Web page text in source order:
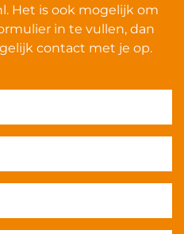
. Het is ook mogelijk om
in te vullen, dan
contact met je op.